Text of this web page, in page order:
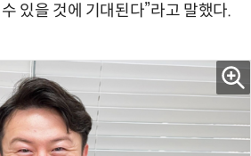
있을 것에 기대된다”라고 말했다.